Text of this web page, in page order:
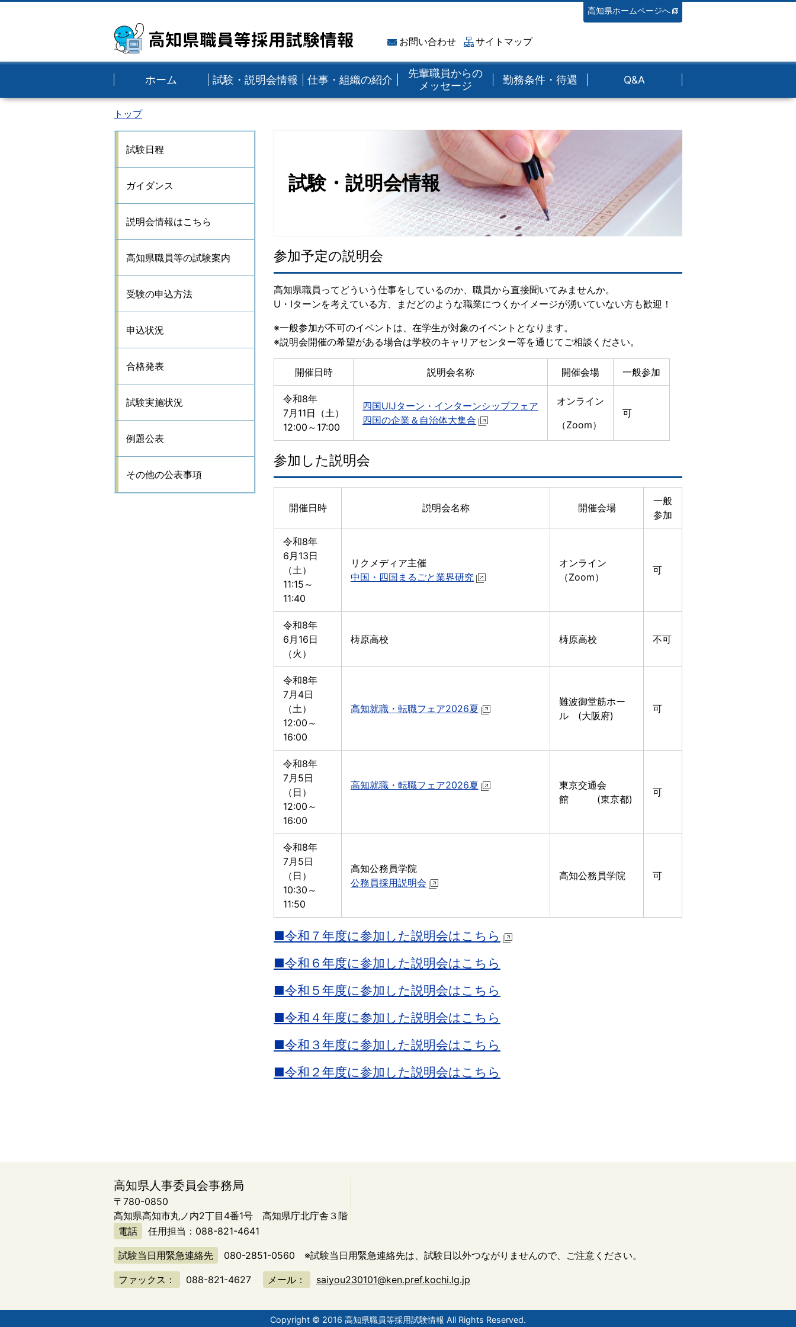
高知県職員等採用試験情報
高知県ホームページへ
お問い合わせ サイトマップ
ホーム 試験・説明会情報 仕事・組織の紹介
先輩職員からの
メッセージ
勤務条件・待遇 Q&A
トップ
試験・説明会情報
参加予定の説明会
高知県職員ってどういう仕事をしているのか、職員から直接聞いてみませんか。
U・Iターンを考えている方、まだどのような職業につくかイメージが湧いていない方も歓迎！
※一般参加が不可のイベントは、在学生が対象のイベントとなります。
※説明会開催の希望がある場合は学校のキャリアセンター等を通じてご相談ください。
開催日時 説明会名称 開催会場 一般参加
令和8年
7月11日（土）
12:00～17:00
四国UIJターン・インターンシップフェア
四国の企業＆自治体大集合
オンライン
（Zoom）
可
参加した説明会
開催日時 説明会名称 開催会場
一般
参加
令和8年
6月13日
（土）
11:15～
11:40
リクメディア主催
中国・四国まるごと業界研究
オンライン
（Zoom）
可
令和8年
6月16日
（火）
梼原高校 梼原高校 不可
令和8年
7月4日
（土）
12:00～
16:00
高知就職・転職フェア2026夏
難波御堂筋ホー
ル (大阪府)
可
令和8年
7月5日
（日）
12:00～
16:00
高知就職・転職フェア2026夏
東京交通会
館 (東京都)
可
令和8年
7月5日
（日）
10:30～
11:50
高知公務員学院
公務員採用説明会
高知公務員学院 可
■令和７年度に参加した説明会はこちら
■令和６年度に参加した説明会はこちら
■令和５年度に参加した説明会はこちら
■令和４年度に参加した説明会はこちら
■令和３年度に参加した説明会はこちら
■令和２年度に参加した説明会はこちら
試験日程
ガイダンス
説明会情報はこちら
高知県職員等の試験案内
受験の申込方法
申込状況
合格発表
試験実施状況
例題公表
その他の公表事項
高知県人事委員会事務局
〒780-0850
高知県高知市丸ノ内2丁目4番1号 高知県庁北庁舎３階
電話
任用担当： 088-821-4641
試験当日用緊急連絡先 080-2851-0560 ※試験当日用緊急連絡先は、試験日以外つながりませんので、ご注意ください。
ファックス： 088-821-4627 メール： saiyou230101@ken.pref.kochi.lg.jp
Copyright © 2016 高知県職員等採用試験情報 All Rights Reserved.